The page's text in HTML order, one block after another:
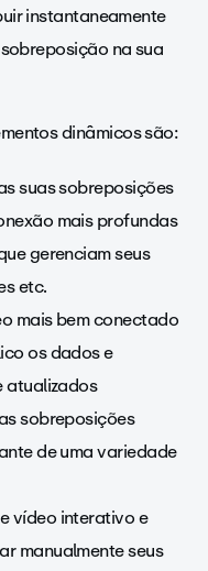
instantaneamente
na sua
dinâmicos são:
suas sobreposições
mais profundas
gerenciam seus
etc.
mais bem conectado
os dados e
atualizados
sobreposições
de uma variedade
vídeo interativo e
manualmente seus